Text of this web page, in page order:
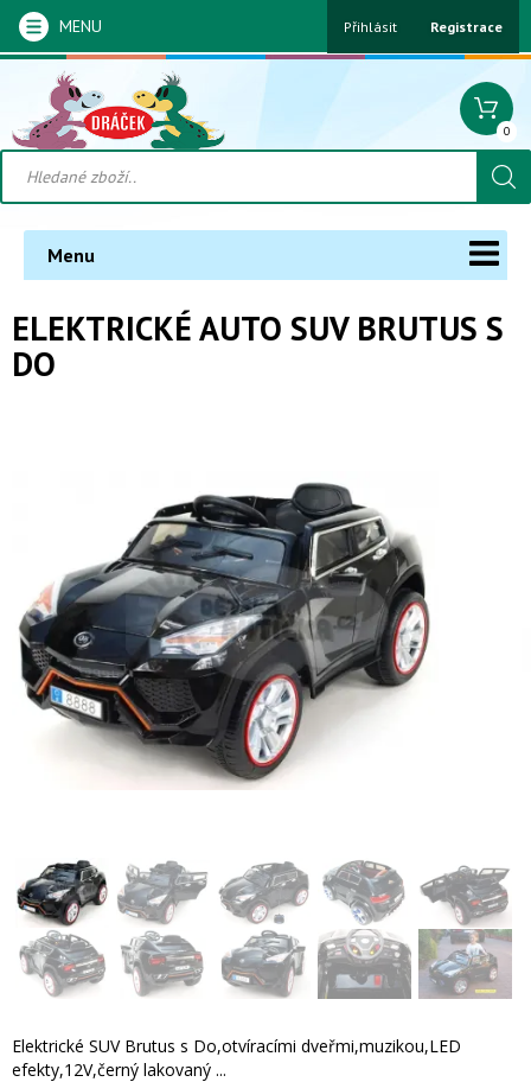
MENU Přihlásit Registrace
0
Menu
ELEKTRICKÉ AUTO SUV BRUTUS S
DO
Elektrické SUV Brutus s Do,otvíracími dveřmi,muzikou,LED
efekty,12V,černý lakovaný ...